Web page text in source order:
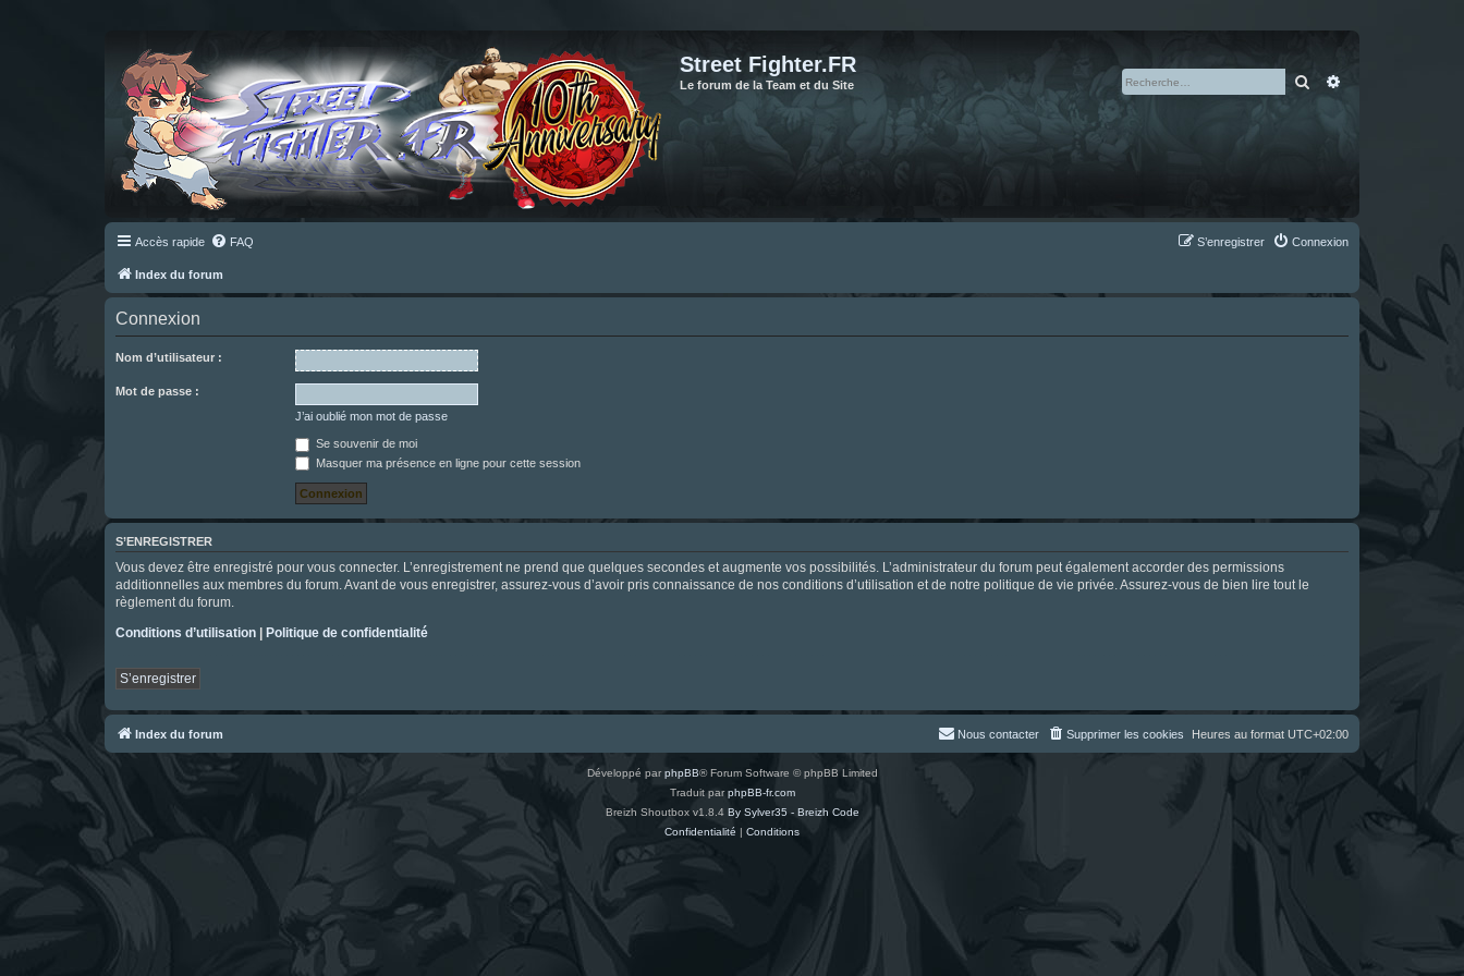
Street Fighter.FR
Le forum de la Team et du Site Rechercher
Accès rapide FAQ Connexion
S’enregistrer
Index du forum
Connexion
Nom d’utilisateur :
Mot de passe :
J’ai oublié mon mot de passe
Se souvenir de moi
Masquer ma présence en ligne pour cette session
S’ENREGISTRER
Vous devez être enregistré pour vous connecter. L’enregistrement ne prend que quelques secondes et augmente vos possibilités. L’administrateur du forum peut également accorder des permissions
additionnelles aux membres du forum. Avant de vous enregistrer, assurez-vous d’avoir pris connaissance de nos conditions d’utilisation et de notre politique de vie privée. Assurez-vous de bien lire tout le
règlement du forum.
Conditions d’utilisation | Politique de confidentialité
S’enregistrer
Index du forum Heures au format UTC+02:00
Supprimer les cookies
Nous contacter
Développé par phpBB® Forum Software © phpBB Limited
Traduit parphpBB-fr.com
Breizh Shoutbox v1.8.4 By Sylver35 - Breizh Code
Confidentialité | Conditions